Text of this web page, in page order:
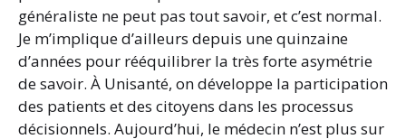
généraliste ne peut pas tout savoir, et c’est normal.
Je m’implique d’ailleurs depuis une quinzaine
d’années pour rééquilibrer la très forte asymétrie
de savoir. À Unisanté, on développe la participation
des patients et des citoyens dans les processus
décisionnels. Aujourd’hui, le médecin n’est plus sur